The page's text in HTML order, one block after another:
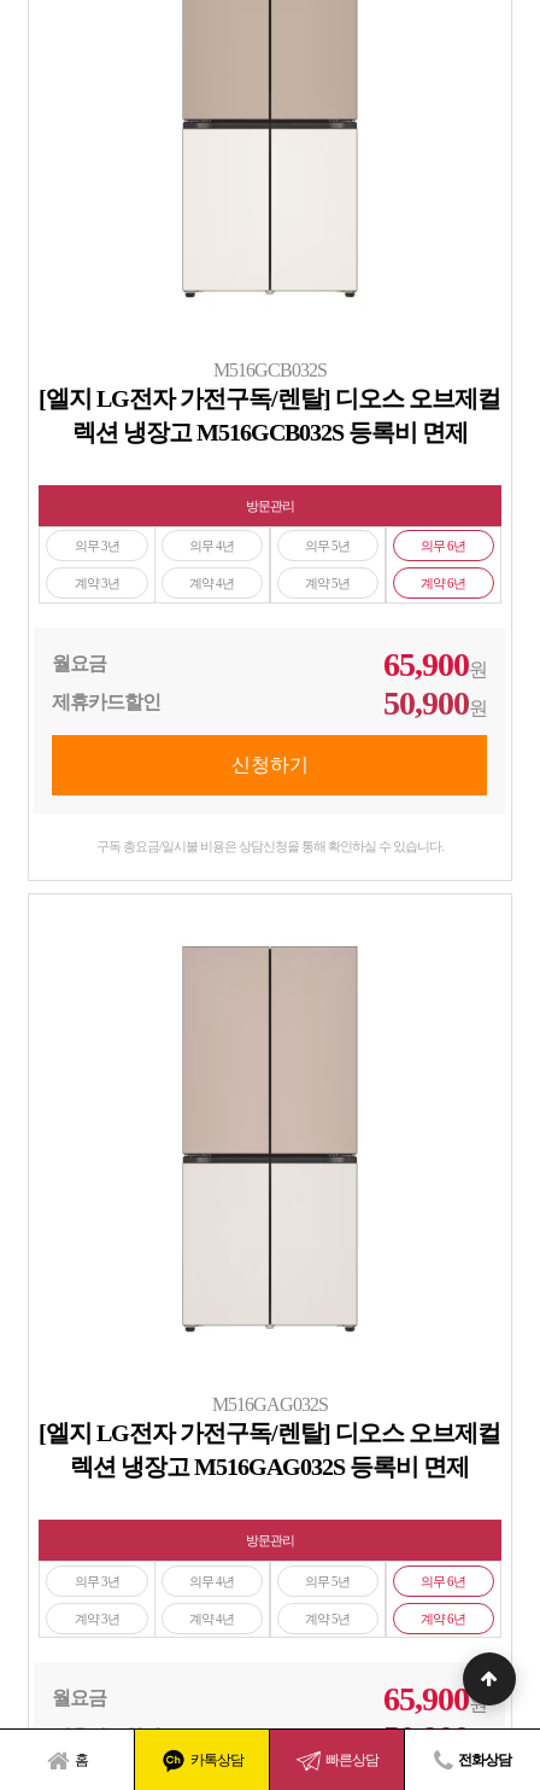
M516GCB032S
[엘지 LG전자 가전구독/렌탈] 디오스 오브제컬
렉션 냉장고 M516GCB032S 등록비 면제
방문관리
의무 3년
계약 3년
의무 4년
계약 4년
의무 5년
계약 5년
의무 6년
계약 6년
월요금 65,900원
제휴카드할인
50,900원
구독 총요금/일시불 비용은 상담신청을 통해 확인하실 수 있습니다.
M516GAG032S
[엘지 LG전자 가전구독/렌탈] 디오스 오브제컬
렉션 냉장고 M516GAG032S 등록비 면제
방문관리
의무 3년
계약 3년
의무 4년
계약 4년
의무 5년
계약 5년
의무 6년
계약 6년
월요금 65,900원
제휴카드할인
50,900
홈 카톡상담 빠른상담 전화상담